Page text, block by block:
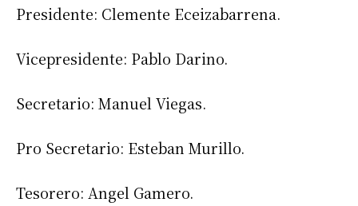
Presidente: Clemente Eceizabarrena.
Vicepresidente: Pablo Darino.
Secretario: Manuel Viegas.
Pro Secretario: Esteban Murillo.
Tesorero: Angel Gamero.